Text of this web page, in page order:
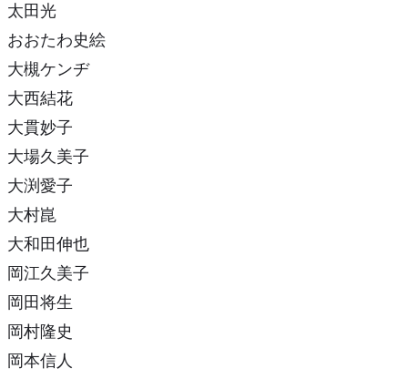
太田光
おおたわ史絵
大槻ケンヂ
大西結花
大貫妙子
大場久美子
大渕愛子
大村崑
大和田伸也
岡江久美子
岡田将生
岡村隆史
岡本信人